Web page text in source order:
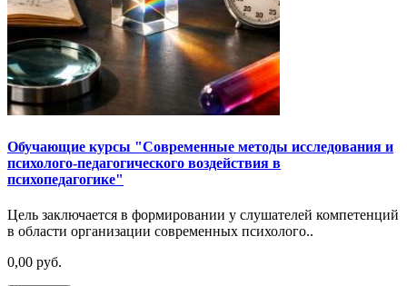
Обучающие курсы "Современные методы исследования и
психолого-педагогического воздействия в
психопедагогике"
Цель заключается в формировании у слушателей компетенций
в области организации современных психолого..
0,00 руб.